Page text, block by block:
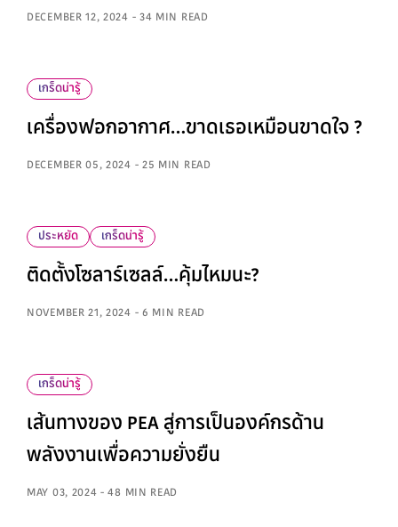
DECEMBER 12, 2024 - 34 MIN READ
เกร็ดน่ารู้
เครื่องฟอกอากาศ…ขาดเธอเหมือนขาดใจ ?
DECEMBER 05, 2024 - 25 MIN READ
ประหยัด เกร็ดน่ารู้
ติดตั้งโซลาร์เซลล์…คุ้มไหมนะ?
NOVEMBER 21, 2024 - 6 MIN READ
เกร็ดน่ารู้
เส้นทางของ PEA สู่การเป็นองค์กรด้าน
พลังงานเพื่อความยั่งยืน
MAY 03, 2024 - 48 MIN READ